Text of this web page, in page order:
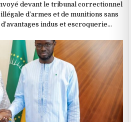
devant le tribunal correctionnel
d’armes et de munitions sans
indus et escroquerie…